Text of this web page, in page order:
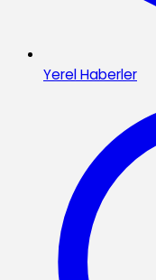
Yerel Haberler